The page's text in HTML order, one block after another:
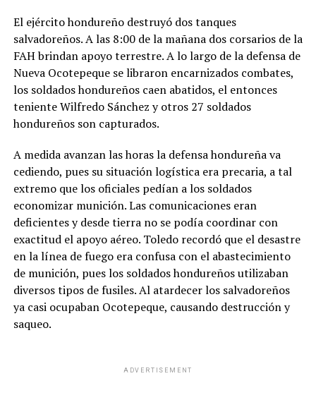
El ejército hondureño destruyó dos tanques
salvadoreños. A las 8:00 de la mañana dos corsarios de la
FAH brindan apoyo terrestre. A lo largo de la defensa de
Nueva Ocotepeque se libraron encarnizados combates,
los soldados hondureños caen abatidos, el entonces
teniente Wilfredo Sánchez y otros 27 soldados
hondureños son capturados.
A medida avanzan las horas la defensa hondureña va
cediendo, pues su situación logística era precaria, a tal
extremo que los oficiales pedían a los soldados
economizar munición. Las comunicaciones eran
deficientes y desde tierra no se podía coordinar con
exactitud el apoyo aéreo. Toledo recordó que el desastre
en la línea de fuego era confusa con el abastecimiento
de munición, pues los soldados hondureños utilizaban
diversos tipos de fusiles. Al atardecer los salvadoreños
ya casi ocupaban Ocotepeque, causando destrucción y
saqueo.
ADVERTISEMENT